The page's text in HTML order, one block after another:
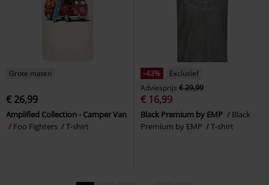
Grote maten
€ 26,99
Amplified Collection - Camper Van
Foo Fighters
T-shirt
-43%
Exclusief
Adviesprijs € 29,99
€ 16,99
Black Premium by EMP
Black
Premium by EMP
T-shirt